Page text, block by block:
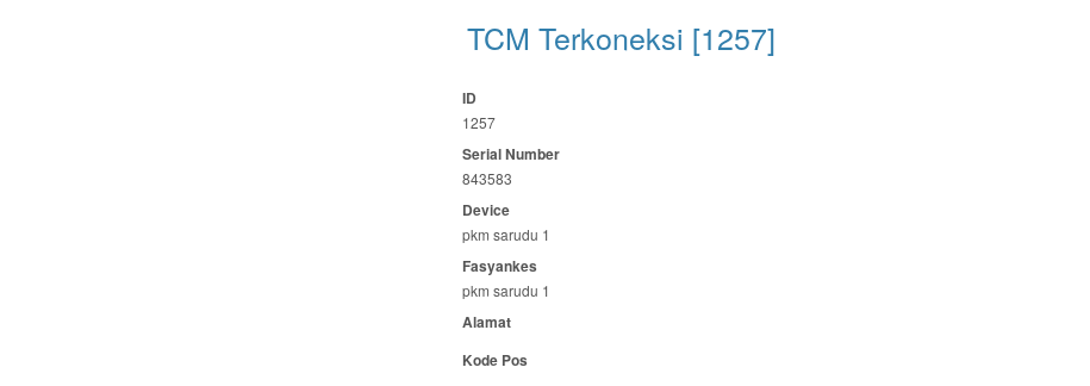
TCM Terkoneksi [1257]
ID
1257
Serial Number
843583
Device
pkm sarudu 1
Fasyankes
pkm sarudu 1
Alamat
Kode Pos